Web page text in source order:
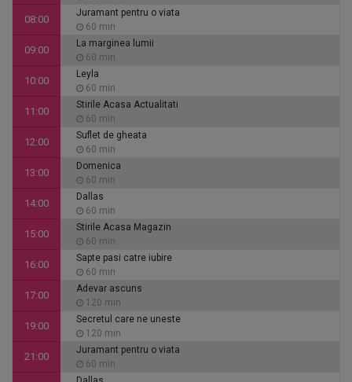
08:00
Juramant pentru o viata
60 min
09:00
La marginea lumii
60 min
10:00
Leyla
60 min
11:00
Stirile Acasa Actualitati
60 min
12:00
Suflet de gheata
60 min
13:00
Domenica
60 min
14:00
Dallas
60 min
15:00
Stirile Acasa Magazin
60 min
16:00
Sapte pasi catre iubire
60 min
17:00
Adevar ascuns
120 min
19:00
Secretul care ne uneste
120 min
21:00
Juramant pentru o viata
60 min